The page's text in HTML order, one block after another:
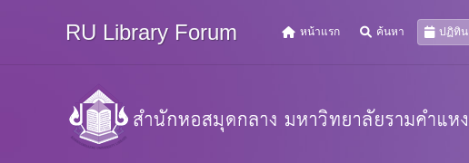
RU Library Forum หน้าแรก ค้นหา ปฏิทิน